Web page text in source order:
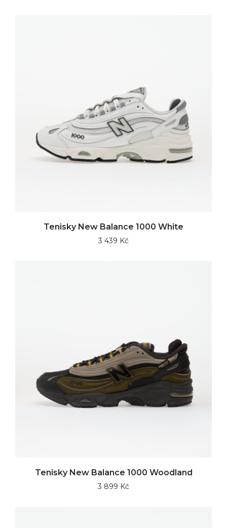
Tenisky New Balance 1000 White
3 439 Kč
Tenisky New Balance 1000 Woodland
3 899 Kč